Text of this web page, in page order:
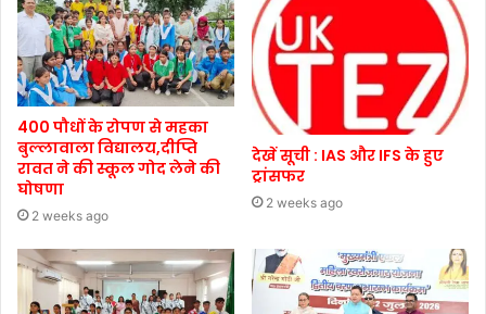
400 पौधों के रोपण से महका
बुल्लावाला विद्यालय,दीप्ति
रावत ने की स्कूल गोद लेने की
घोषणा
2 weeks ago
देखें सूची : IAS और IFS के हुए
ट्रांसफर
2 weeks ago